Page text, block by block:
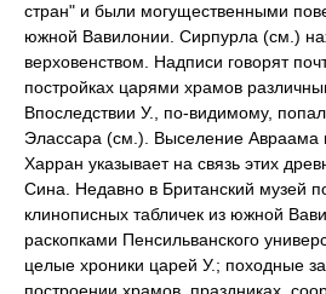
стран" и были могущественными
южной Вавилонии. Сирпурла (см.)
верховенством. Надписи говорят
постройках царями храмов
Впоследствии У., по-видимому,
Элассара (см.). Выселение Авраама
Харран указывает на связь этих
Сина. Недавно в Британский музей
клинописных табличек из южной
раскопками Пенсильванского
целые хроники царей У.; походные